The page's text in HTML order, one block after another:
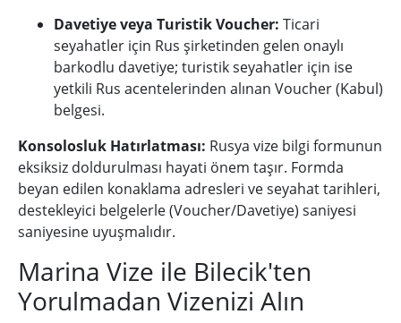
Davetiye veya Turistik Voucher: Ticari
seyahatler için Rus şirketinden gelen onaylı
barkodlu davetiye; turistik seyahatler için ise
yetkili Rus acentelerinden alınan Voucher (Kabul)
belgesi.
Konsolosluk Hatırlatması: Rusya vize bilgi formunun
eksiksiz doldurulması hayati önem taşır. Formda
beyan edilen konaklama adresleri ve seyahat tarihleri,
destekleyici belgelerle (Voucher/Davetiye) saniyesi
saniyesine uyuşmalıdır.
Marina Vize ile Bilecik'ten
Yorulmadan Vizenizi Alın